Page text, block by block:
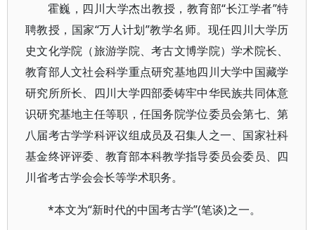
霍巍，四川大学杰出教授，教育部“长江学者”特
聘教授，国家“万人计划”教学名师。现任四川大学历
史文化学院（旅游学院、考古文博学院）学术院长、
教育部人文社会科学重点研究基地四川大学中国藏学
研究所所长、四川大学四部委铸牢中华民族共同体意
识研究基地主任等职，任国务院学位委员会第七、第
八届考古学学科评议组成员及召集人之一、国家社科
基金终评评委、教育部本科教学指导委员会委员、四
川省考古学会会长等学术职务。
*本文为“新时代的中国考古学”(笔谈)之一。